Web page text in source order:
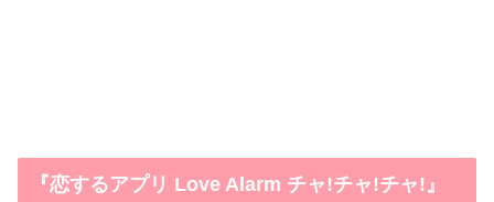
『恋するアプリ Love Alarm チャ!チャ!チャ!』